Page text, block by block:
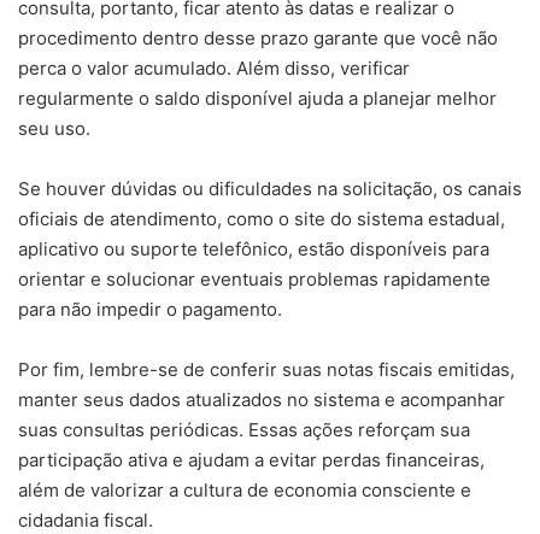
consulta, portanto, ficar atento às datas e realizar o
procedimento dentro desse prazo garante que você não
perca o valor acumulado. Além disso, verificar
regularmente o saldo disponível ajuda a planejar melhor
seu uso.
Se houver dúvidas ou dificuldades na solicitação, os canais
oficiais de atendimento, como o site do sistema estadual,
aplicativo ou suporte telefônico, estão disponíveis para
orientar e solucionar eventuais problemas rapidamente
para não impedir o pagamento.
Por fim, lembre-se de conferir suas notas fiscais emitidas,
manter seus dados atualizados no sistema e acompanhar
suas consultas periódicas. Essas ações reforçam sua
participação ativa e ajudam a evitar perdas financeiras,
além de valorizar a cultura de economia consciente e
cidadania fiscal.